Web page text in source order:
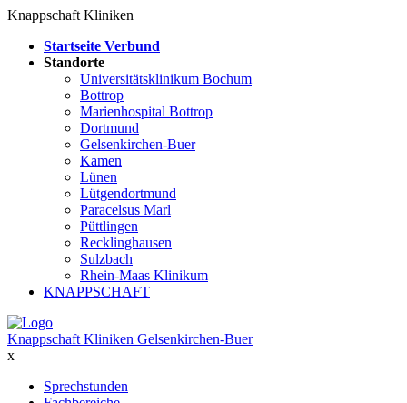
Knappschaft Kliniken
Startseite Verbund
Standorte
Universitätsklinikum Bochum
Bottrop
Marienhospital Bottrop
Dortmund
Gelsenkirchen-Buer
Kamen
Lünen
Lütgendortmund
Paracelsus Marl
Püttlingen
Recklinghausen
Sulzbach
Rhein-Maas Klinikum
KNAPPSCHAFT
Knappschaft Kliniken Gelsenkirchen-Buer
x
Sprechstunden